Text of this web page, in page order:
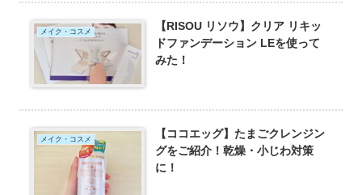
メイク・コスメ
【RISOU リソウ】クリア リキッ
ドファンデーション LEを使って
みた！
メイク・コスメ
【ココエッグ】たまごクレンジン
グをご紹介！乾燥・小じわ対策
に！